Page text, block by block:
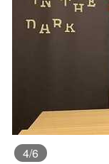
4/6